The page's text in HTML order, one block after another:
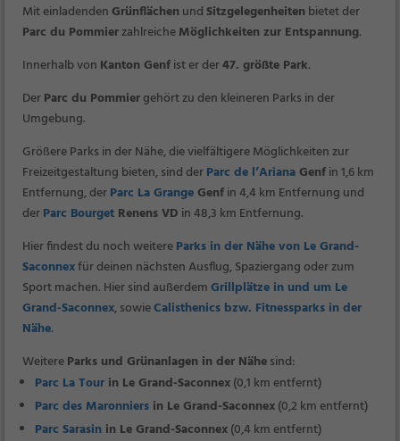
Mit einladendenGrünflächen undSitzgelegenheiten bietet der
Parc du PommierzahlreicheMöglichkeiten zur Entspannung.
Innerhalb von Kanton Genfist er der47. größte Park.
DerParc du Pommiergehört zu den kleineren Parks in der
Umgebung.
Größere Parks in der Nähe, die vielfältigere Möglichkeiten zur
Freizeitgestaltung bieten, sind derParc de l’ArianaGenfin 1,6 km
Entfernung, derParc La GrangeGenfin 4,4 km Entfernung und
derParc Bourget Renens VD in 48,3 km Entfernung.
Hier findest du noch weitereParks in der Nähe von Le Grand-
Saconnexfür deinen nächsten Ausflug, Spaziergang oder zum
Sport machen. Hier sind außerdemGrillplätze in und um Le
Grand-Saconnex, sowieCalisthenics bzw. Fitnessparks in der
Nähe.
WeitereParks und Grünanlagen in der Nähesind:
Parc La Tour in Le Grand-Saconnex(0,1 km entfernt)
Parc des Maronniers in Le Grand-Saconnex(0,2 km entfernt)
Parc Sarasin in Le Grand-Saconnex(0,4 km entfernt)